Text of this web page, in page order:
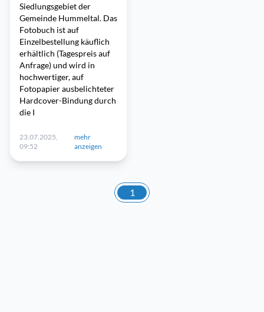
Siedlungsgebiet der
Gemeinde Hummeltal. Das
Fotobuch ist auf
Einzelbestellung käuflich
erhältlich (Tagespreis auf
Anfrage) und wird in
hochwertiger, auf
Fotopapier ausbelichteter
Hardcover-Bindung durch
die I
23.07.2025,
09:52
mehr
anzeigen
1